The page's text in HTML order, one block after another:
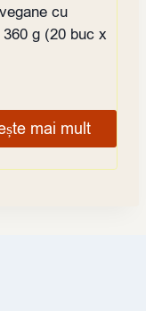
cu
g (20 buc x
mai mult